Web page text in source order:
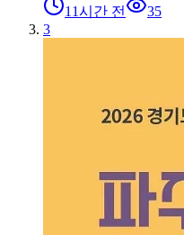
11시간 전
35
3